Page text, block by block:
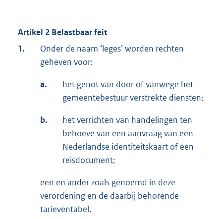
Artikel 2 Belastbaar feit
1.
Onder de naam ‘leges’ worden rechten
geheven voor:
a.
het genot van door of vanwege het
gemeentebestuur verstrekte diensten;
b.
het verrichten van handelingen ten
behoeve van een aanvraag van een
Nederlandse identiteitskaart of een
reisdocument;
een en ander zoals genoemd in deze
verordening en de daarbij behorende
tarieventabel.